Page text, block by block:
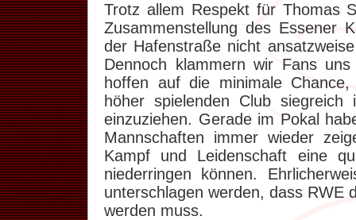
Trotz allem Respekt für Thomas
Zusammenstellung des Essener
der Hafenstraße nicht
Dennoch klammern wir Fans
hoffen auf die minimale
höher spielenden Club
einzuziehen. Gerade im Pokal
Mannschaften immer wieder
Kampf und Leidenschaft eine
niederringen können.
unterschlagen werden, dass RWE
werden muss.